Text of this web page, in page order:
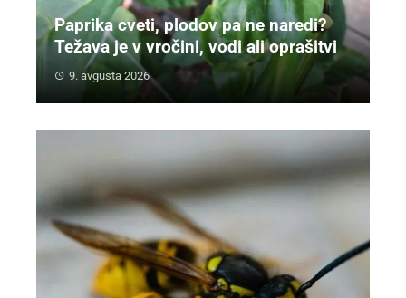
Paprika cveti, plodov pa ne naredi?
Težava je v vročini, vodi ali oprašitvi
9. avgusta 2026